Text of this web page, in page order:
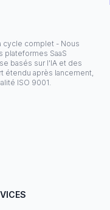
cycle complet - Nous
SaaS
basés sur l'IA et des
étendu après lancement,
ISO 9001.